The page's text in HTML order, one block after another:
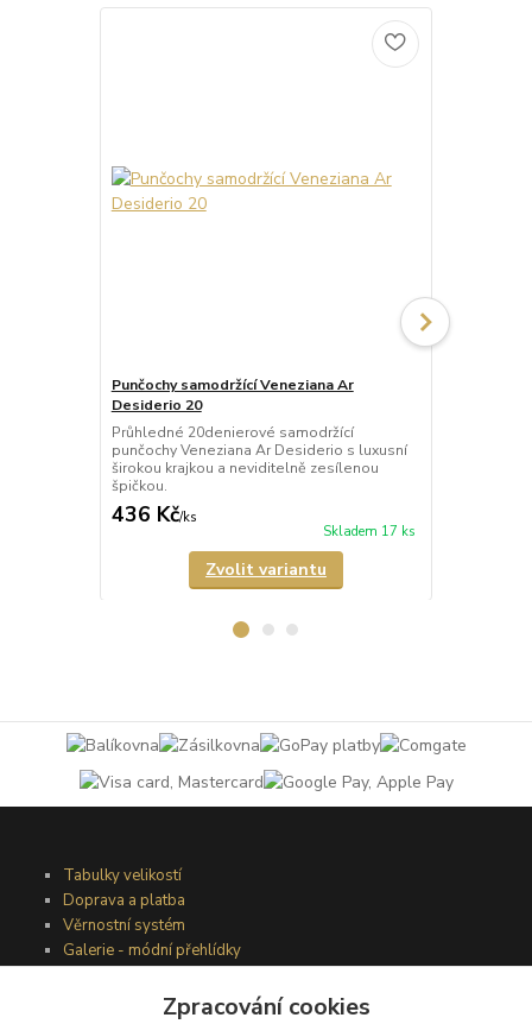
Punčochy samodržící Veneziana Ar
Desiderio 20
Průhledné 20denierové samodržící
punčochy Veneziana Ar Desiderio s luxusní
širokou krajkou a neviditelně zesílenou
špičkou.
436 Kč/ks
Skladem 17 ks
Zvolit variantu
Tabulky velikostí
Doprava a platba
Věrnostní systém
Galerie - módní přehlídky
Zpracování cookies